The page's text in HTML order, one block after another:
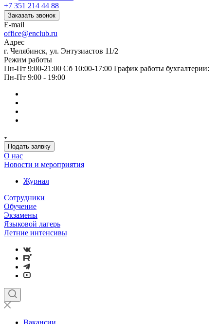
+7 351 214 44 88
Заказать звонок
E-mail
office@enclub.ru
Адрес
г. Челябинск, ул. Энтузиастов 11/2
Режим работы
Пн-Пт 9:00-21:00 Сб 10:00-17:00 График работы бухгалтерии:
Пн-Пт 9:00 - 19:00
Подать заявку
О нас
Новости и мероприятия
Журнал
Сотрудники
Обучение
Экзамены
Языковой лагерь
Летние интенсивы
Вакансии